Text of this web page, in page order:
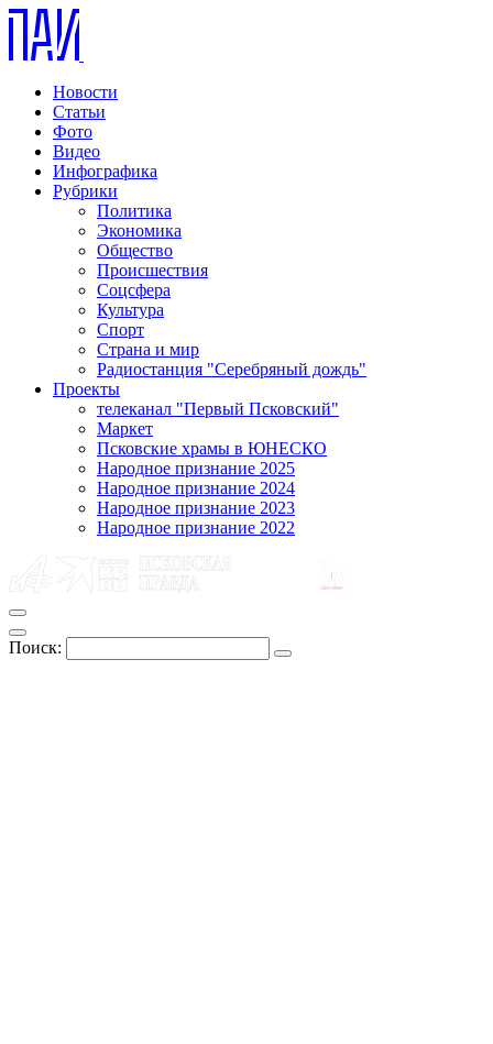
Новости
Статьи
Фото
Видео
Инфографика
Рубрики
Политика
Экономика
Общество
Происшествия
Соцсфера
Культура
Спорт
Страна и мир
Радиостанция "Серебряный дождь"
Проекты
телеканал "Первый Псковский"
Маркет
Псковские храмы в ЮНЕСКО
Народное признание 2025
Народное признание 2024
Народное признание 2023
Народное признание 2022
Поиск: